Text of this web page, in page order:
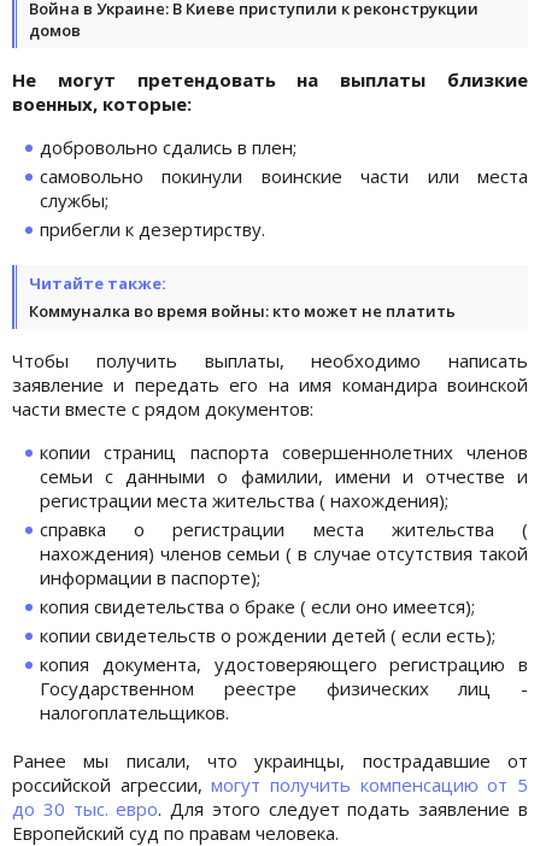
Война в Украине: В Киеве приступили к реконструкции
домов
Не могут претендовать на выплаты близкие
военных, которые:
добровольно сдались в плен;
самовольно покинули воинские части или места
службы;
прибегли к дезертирству.
Читайте также:
Коммуналка во время войны: кто может не платить
Чтобы получить выплаты, необходимо написать
заявление и передать его на имя командира воинской
части вместе с рядом документов:
копии страниц паспорта совершеннолетних членов
семьи с данными о фамилии, имени и отчестве и
регистрации места жительства ( нахождения);
справка о регистрации места жительства (
нахождения) членов семьи ( в случае отсутствия такой
информации в паспорте);
копия свидетельства о браке ( если оно имеется);
копии свидетельств о рождении детей ( если есть);
копия документа, удостоверяющего регистрацию в
Государственном реестре физических лиц -
налогоплательщиков.
Ранее мы писали, что украинцы, пострадавшие от
российской агрессии, могут получить компенсацию от 5
до 30 тыс. евро. Для этого следует подать заявление в
Европейский суд по правам человека.